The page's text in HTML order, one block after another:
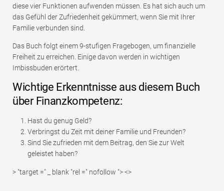
diese vier Funktionen aufwenden müssen. Es hat sich auch um
das Gefühl der Zufriedenheit gekümmert, wenn Sie mit Ihrer
Familie verbunden sind.
Das Buch folgt einem 9-stufigen Fragebogen, um finanzielle
Freiheit zu erreichen. Einige davon werden in wichtigen
Imbissbuden erörtert.
Wichtige Erkenntnisse aus diesem Buch
über Finanzkompetenz:
Hast du genug Geld?
Verbringst du Zeit mit deiner Familie und Freunden?
Sind Sie zufrieden mit dem Beitrag, den Sie zur Welt
geleistet haben?
> "target =" _ blank "rel =" nofollow "> <>